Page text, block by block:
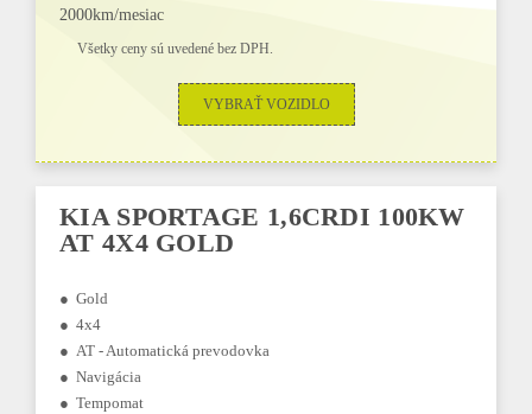
2000km/mesiac
Všetky ceny sú uvedené bez DPH.
VYBRAŤ VOZIDLO
KIA SPORTAGE 1,6CRDI 100KW
AT 4X4 GOLD
● Gold
● 4x4
● AT - Automatická prevodovka
● Navigácia
● Tempomat